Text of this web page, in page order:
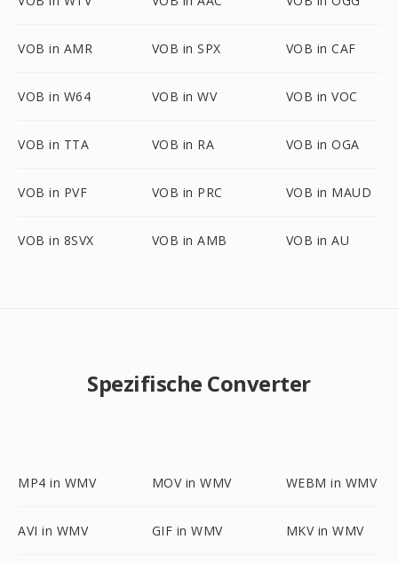
VOB in AMR VOB in SPX VOB in CAF
VOB in W64 VOB in WV VOB in VOC
VOB in TTA VOB in RA VOB in OGA
VOB in PVF VOB in PRC VOB in MAUD
VOB in 8SVX VOB in AMB VOB in AU
Spezifische Converter
MP4 in WMV MOV in WMV WEBM in WMV
AVI in WMV GIF in WMV MKV in WMV